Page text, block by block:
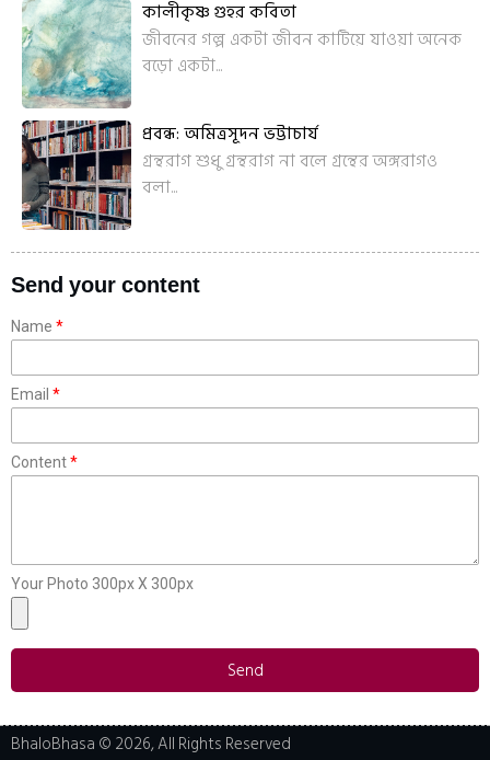
কালীকৃষ্ণ গুহর কবিতা
জীবনের গল্প একটা জীবন কাটিয়ে যাওয়া অনেক
বড়ো একটা...
প্রবন্ধ: অমিত্রসূদন ভট্টাচার্য
গ্রন্থরাগ শুধু গ্রন্থরাগ না বলে গ্রন্থের অঙ্গরাগও
বলা...
Send your content
Name
Email
Content
Your Photo 300px X 300px
Send
BhaloBhasa © 2026, All Rights Reserved